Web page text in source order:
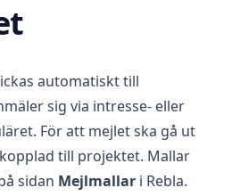
automatiskt till
sig via intresse- eller
För att mejlet ska gå ut
till projektet. Mallar
sidan Mejlmallar i Rebla.